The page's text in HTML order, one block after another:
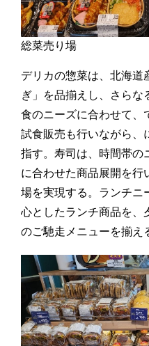
総菜売り場
デリカの惣菜は、北海
ぎ」を品揃えし、さら
食のニーズに合わせて、
試食販売も行いながら、
指す。寿司は、時間帯の
に合わせた商品展開を
場を実現する。ランチニ
心としたランチ商品を、
のご馳走メニューを揃え